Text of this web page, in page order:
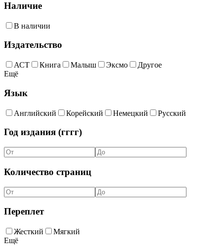
Наличие
В наличии
Издательство
АСТ Книга Малыш Эксмо
Другое
Ещё
Язык
Английский Корейский Немецкий Русский
Год издания (гггг)
Количество страниц
Переплет
Жесткий
Мягкий
Ещё